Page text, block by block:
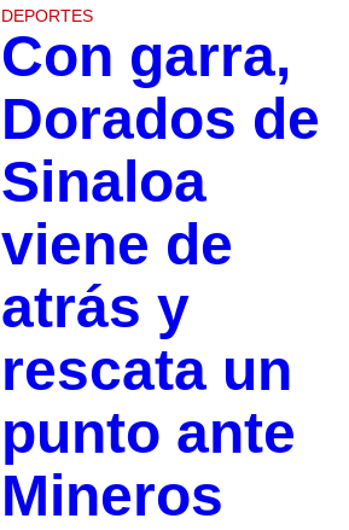
DEPORTES
Con garra,
Dorados de
Sinaloa
viene de
atrás y
rescata un
punto ante
Mineros